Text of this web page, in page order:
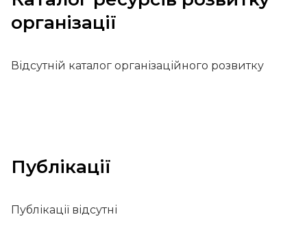
організації
Відсутній каталог організаційного розвитку
Публікації
Публікації відсутні